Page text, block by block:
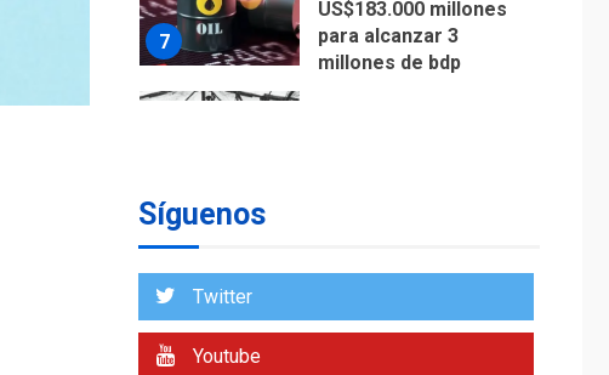
1
Libro de Guadalupe
Burelli eleva sus
velas en Margarita
2
REGIONALES ÚLTIMA HORA
Síguenos
Twitter
Youtube